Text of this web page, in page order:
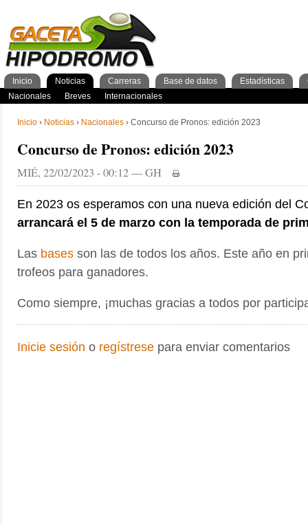
Inicio › Noticias › Nacionales › Concurso de Pronos: edición 2023
Concurso de Pronos: edición 2023
MIÉ, 22/02/2023 - 00:12 — GH
En 2023 os esperamos con una nueva edición del
arrancará el 5 de marzo con la temporada de
Las bases son las de todos los años. Este año en
trofeos para ganadores.
Como siempre, ¡muchas gracias a todos por
Inicie sesión o regístrese para enviar comentarios
Inicio
Noticias
Nacionales
Breves Internacionales
Carreras
GacetaPDF
Programa Resultados
Base de datos
Caballos
Preparadores Jockeys
Estadísticas
General Caballos
2años 3años
Pronos/Puntos
Clasificación general
Momentos de gloria Ferdemente